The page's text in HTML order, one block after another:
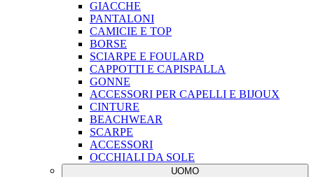
GIACCHE
PANTALONI
CAMICIE E TOP
BORSE
SCIARPE E FOULARD
CAPPOTTI E CAPISPALLA
GONNE
ACCESSORI PER CAPELLI E BIJOUX
CINTURE
BEACHWEAR
SCARPE
ACCESSORI
OCCHIALI DA SOLE
UOMO